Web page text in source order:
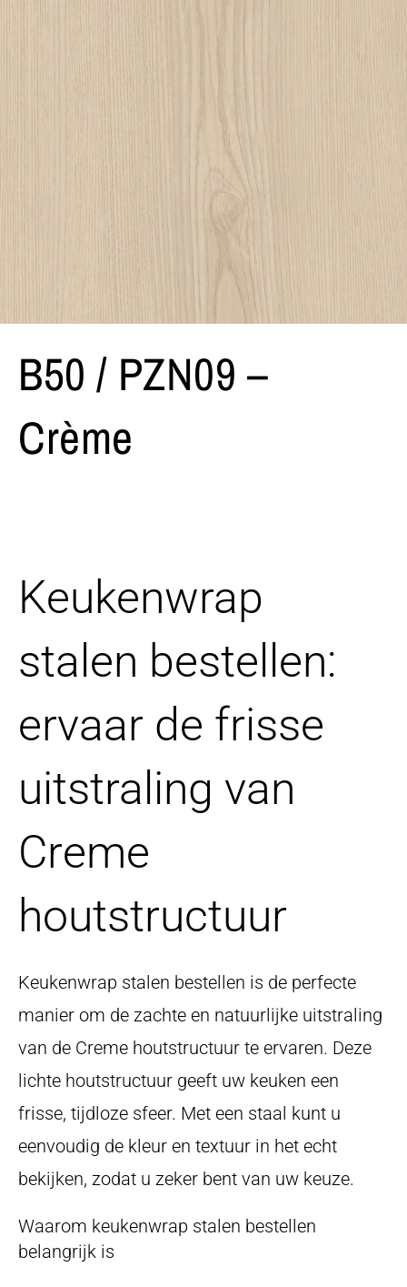
B50 / PZN09 –
Crème
Keukenwrap
stalen bestellen:
ervaar de frisse
uitstraling van
Creme
houtstructuur
Keukenwrap stalen bestellen is de perfecte
manier om de zachte en natuurlijke uitstraling
van de Creme houtstructuur te ervaren. Deze
lichte houtstructuur geeft uw keuken een
frisse, tijdloze sfeer. Met een staal kunt u
eenvoudig de kleur en textuur in het echt
bekijken, zodat u zeker bent van uw keuze.
Waarom keukenwrap stalen bestellen
belangrijk is